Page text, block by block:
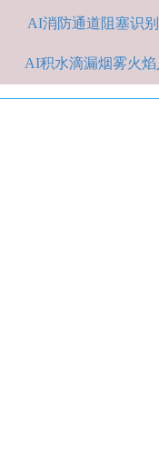
AI消防通道阻塞识别
AI积水滴漏烟雾火